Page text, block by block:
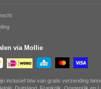
via Mollie
inclusief btw van gratis verzending